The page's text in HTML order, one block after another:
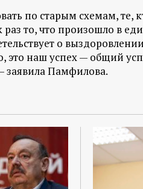
по старым схемам, те,
то, что произошло в
о
это наш успех — общий
заявила Памфилова.